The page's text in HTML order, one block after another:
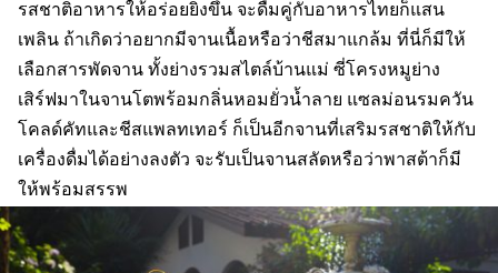
รสชาติอาหารให้อร่อยยิ่งขึ้น จะดื่มคู่กับอาหารไทยก็แสน
เพลิน ถ้าเกิดว่าอยากมีจานเนื้อหรือว่าชีสมาแกล้ม ที่นี่ก็มีให้
เลือกสารพัดจาน ทั้งย่างรวมสไตล์บ้านแม่ ซี่โครงหมูย่าง
เสิร์ฟมาในจานโตพร้อมกลิ่นหอมยั่วน้ำลาย แซลม่อนรมควัน
โคลด์คัทและชีสแพลทเทอร์ ก็เป็นอีกจานที่เสริมรสชาติให้กับ
เครื่องดื่มได้อย่างลงตัว จะรับเป็นจานสลัดหรือว่าพาสต้าก็มี
ให้พร้อมสรรพ